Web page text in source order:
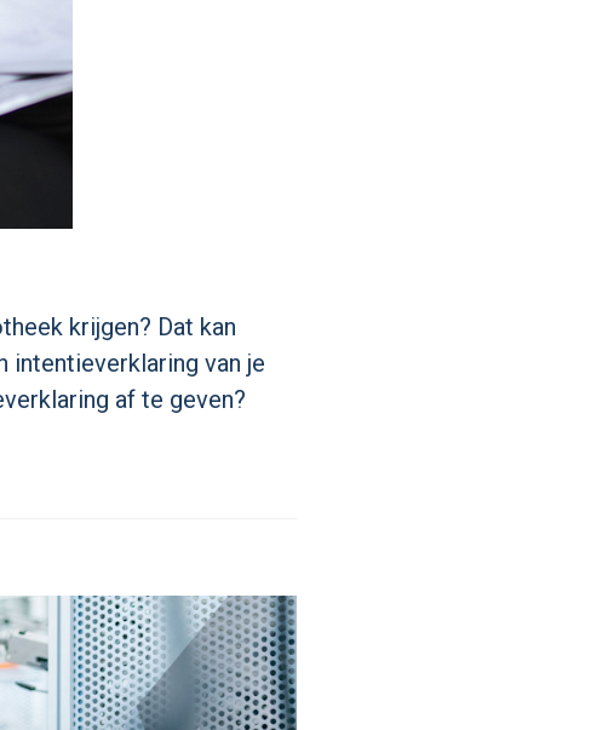
krijgen? Dat kan
intentieverklaring van je
af te geven?